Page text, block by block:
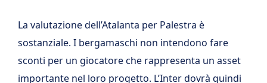
La valutazione dell’Atalanta per Palestra è
sostanziale. I bergamaschi non intendono fare
sconti per un giocatore che rappresenta un asset
importante nel loro progetto. L’Inter dovrà quindi